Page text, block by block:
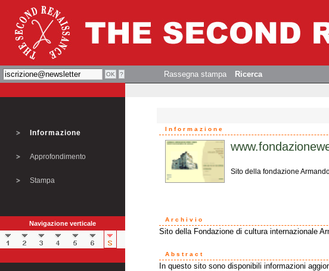
Rassegna stampa Ricerca
Informazione
Approfondimento
Stampa
Navigazione verticale
Informazione
Sito della fondazione
Archivio
Sito della Fondazione di cultura internazionale
Abstract
In questo sito sono disponibili informazioni